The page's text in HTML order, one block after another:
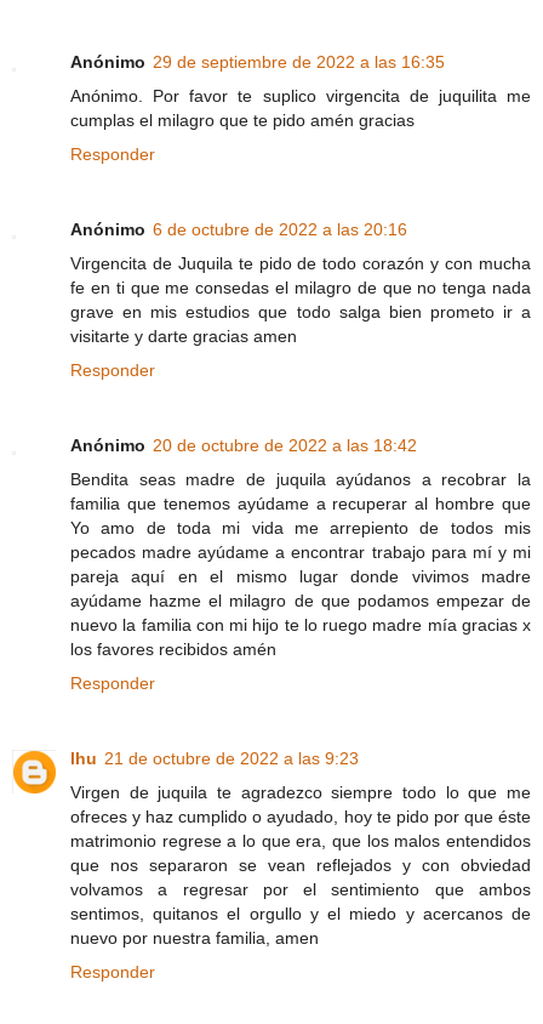
Anónimo 29 de septiembre de 2022 a las 16:35
Anónimo. Por favor te suplico virgencita de juquilita me
cumplas el milagro que te pido amén gracias
Responder
Anónimo 6 de octubre de 2022 a las 20:16
Virgencita de Juquila te pido de todo corazón y con mucha
fe en ti que me consedas el milagro de que no tenga nada
grave en mis estudios que todo salga bien prometo ir a
visitarte y darte gracias amen
Responder
Anónimo 20 de octubre de 2022 a las 18:42
Bendita seas madre de juquila ayúdanos a recobrar la
familia que tenemos ayúdame a recuperar al hombre que
Yo amo de toda mi vida me arrepiento de todos mis
pecados madre ayúdame a encontrar trabajo para mí y mi
pareja aquí en el mismo lugar donde vivimos madre
ayúdame hazme el milagro de que podamos empezar de
nuevo la familia con mi hijo te lo ruego madre mía gracias x
los favores recibidos amén
Responder
lhu 21 de octubre de 2022 a las 9:23
Virgen de juquila te agradezco siempre todo lo que me
ofreces y haz cumplido o ayudado, hoy te pido por que éste
matrimonio regrese a lo que era, que los malos entendidos
que nos separaron se vean reflejados y con obviedad
volvamos a regresar por el sentimiento que ambos
sentimos, quitanos el orgullo y el miedo y acercanos de
nuevo por nuestra familia, amen
Responder